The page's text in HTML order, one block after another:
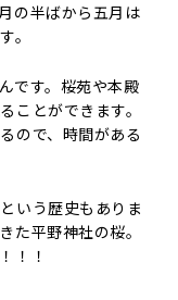
の半ばから五月は
。
です。桜苑や本殿
ことができます。
ので、時間がある
いう歴史もありま
た平野神社の桜。
！！